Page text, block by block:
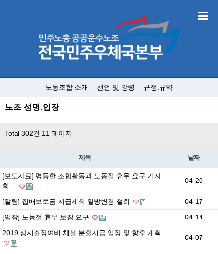
노동조합 소개 선언 및 강령 규정.규약
노조 성명.입장
Total 302건 11 페이지
제목 날짜
[보도자료] 평등한 조합활동과 노동절 휴무 요구 기자
회…
04-20
[알림] 집배보로금 지급세칙 일방변경 철회
04-17
[입장] 노동절 휴무 보장 요구
04-14
2019 상시출장여비 체불 분할지급 입장 및 향후 계획
04-07